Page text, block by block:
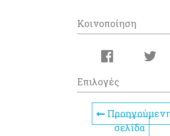
Κοινοποίηση
Επιλογές
σελίδα